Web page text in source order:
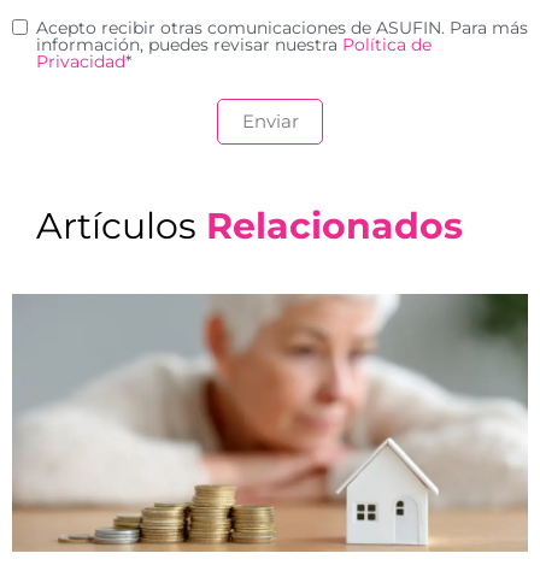
Acepto recibir otras comunicaciones de ASUFIN. Para más
información, puedes revisar nuestra Política de
Privacidad*
Artículos Relacionados